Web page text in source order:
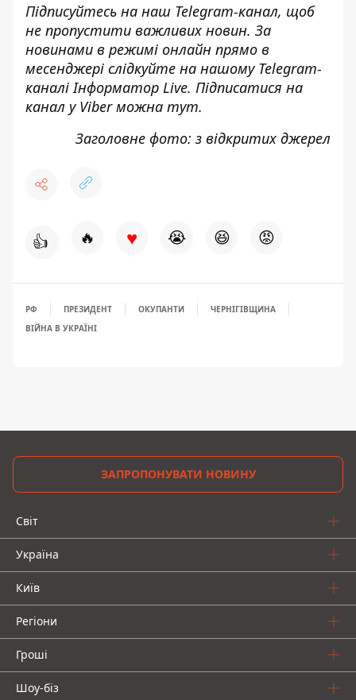
Підписуйтесь на наш Telegram-канал, щоб
не пропустити важливих новин. За
новинами в режимі онлайн прямо в
месенджері слідкуйте на нашому Telegram-
каналіІнформатор Live. Підписатися на
канал у Viber можна тут.
Заголовне фото: з відкритих джерел
👍 🔥 ♥ 😭 😆 😡
РФ ПРЕЗИДЕНТ ОКУПАНТИ
ЧЕРНІГІВЩИНА
ВІЙНА В УКРАЇНІ
ЗАПРОПОНУВАТИ НОВИНУ
Світ
Україна
Київ
Регіони
Гроші
Шоу-біз